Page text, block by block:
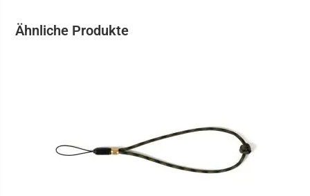
Ähnliche Produkte